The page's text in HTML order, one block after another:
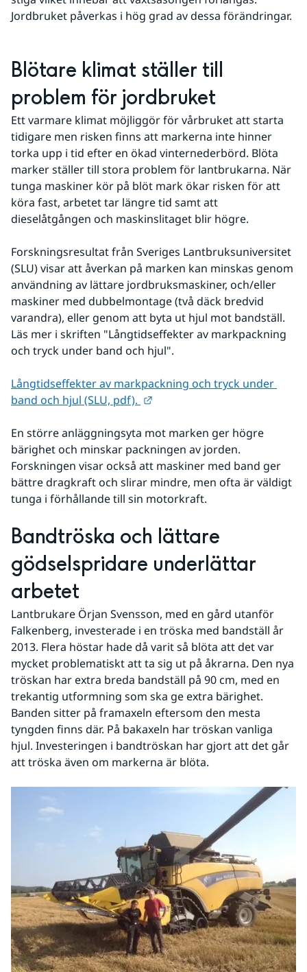
Jordbruket påverkas i hög grad av dessa förändringar.
Blötare klimat ställer till
problem för jordbruket
Ett varmare klimat möjliggör för vårbruket att starta
tidigare men risken finns att markerna inte hinner
torka upp i tid efter en ökad vinternederbörd. Blöta
marker ställer till stora problem för lantbrukarna. När
tunga maskiner kör på blöt mark ökar risken för att
köra fast, arbetet tar längre tid samt att
dieselåtgången och maskinslitaget blir högre.
Forskningsresultat från Sveriges Lantbruksuniversitet
(SLU) visar att åverkan på marken kan minskas genom
användning av lättare jordbruksmaskiner, och/eller
maskiner med dubbelmontage (två däck bredvid
varandra), eller genom att byta ut hjul mot bandställ.
Läs mer i skriften "Långtidseffekter av markpackning
och tryck under band och hjul".
Långtidseffekter av markpackning och tryck under
band och hjul (SLU, pdf).
En större anläggningsyta mot marken ger högre
bärighet och minskar packningen av jorden.
Forskningen visar också att maskiner med band ger
bättre dragkraft och slirar mindre, men ofta är väldigt
tunga i förhållande till sin motorkraft.
Bandtröska och lättare
gödselspridare underlättar
arbetet
Lantbrukare Örjan Svensson, med en gård utanför
Falkenberg, investerade i en tröska med bandställ år
2013. Flera höstar hade då varit så blöta att det var
mycket problematiskt att ta sig ut på åkrarna. Den nya
tröskan har extra breda bandställ på 90 cm, med en
trekantig utformning som ska ge extra bärighet.
Banden sitter på framaxeln eftersom den mesta
tyngden finns där. På bakaxeln har tröskan vanliga
hjul. Investeringen i bandtröskan har gjort att det går
att tröska även om markerna är blöta.